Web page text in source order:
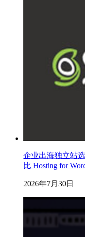
企业出海独立站
比 Hosting for
2026年7月30日